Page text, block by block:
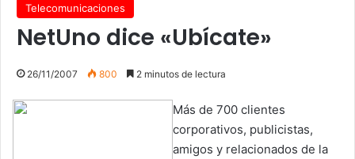
Telecomunicaciones
NetUno dice «Ubícate»
26/11/2007 800 2 minutos de lectura
Más de 700 clientes
corporativos, publicistas,
amigos y relacionados de la